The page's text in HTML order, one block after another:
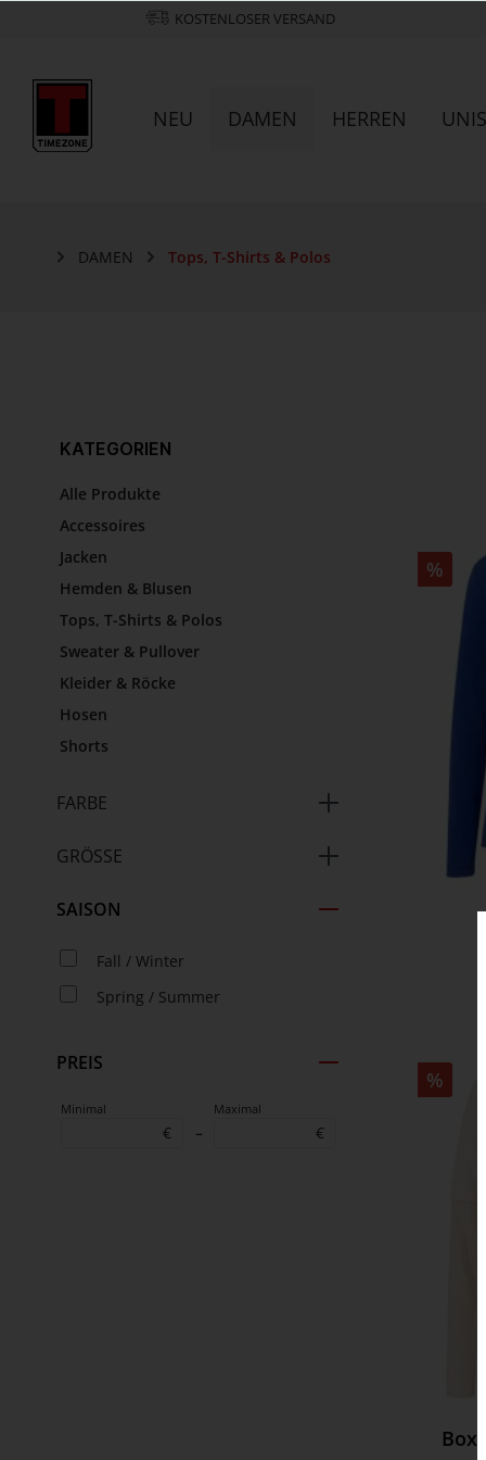
KOSTENLOSER VERSAND
NEU DAMEN HERREN
DAMEN Tops, T-Shirts & Polos
KATEGORIEN
Alle Produkte
Accessoires
Jacken
Hemden & Blusen
Tops, T-Shirts & Polos
Sweater & Pullover
Kleider & Röcke
Hosen
Shorts
FARBE
GRÖSSE
SAISON
Fall / Winter
Spring / Summer
PREIS
Minimal
€ –
Maximal
€
%
%